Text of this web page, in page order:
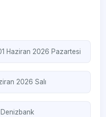
Haziran 2026 Pazartesi
2026 Salı
Denizbank